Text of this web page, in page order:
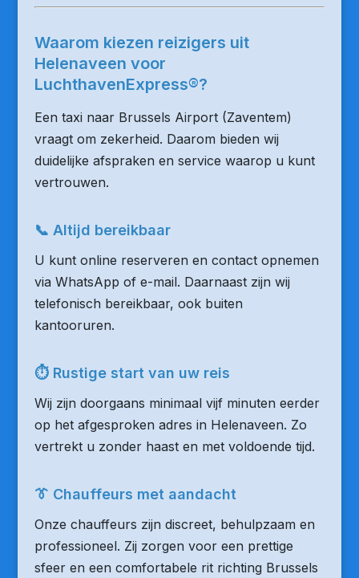
Waarom kiezen reizigers uit
Helenaveen voor
LuchthavenExpress®?
Een taxi naar Brussels Airport (Zaventem)
vraagt om zekerheid. Daarom bieden wij
duidelijke afspraken en service waarop u kunt
vertrouwen.
📞 Altijd bereikbaar
U kunt online reserveren en contact opnemen
via WhatsApp of e-mail. Daarnaast zijn wij
telefonisch bereikbaar, ook buiten
kantooruren.
⏱ Rustige start van uw reis
Wij zijn doorgaans minimaal vijf minuten eerder
op het afgesproken adres in Helenaveen. Zo
vertrekt u zonder haast en met voldoende tijd.
👔 Chauffeurs met aandacht
Onze chauffeurs zijn discreet, behulpzaam en
professioneel. Zij zorgen voor een prettige
sfeer en een comfortabele rit richting Brussels